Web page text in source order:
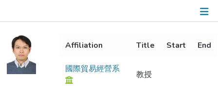
Affiliation Title Start End
國際貿易經營系
教授